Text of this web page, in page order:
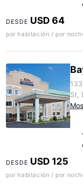
DESDE USD 64
por habitación / por
St,
DESDE USD 125
por habitación / por